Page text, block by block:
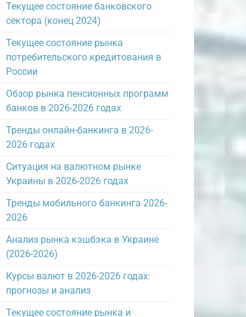
Текущее состояние банковского
сектора (конец 2024)
Текущее состояние рынка
потребительского кредитования в
России
Обзор рынка пенсионных программ
банков в 2026-2026 годах
Тренды онлайн-банкинга в 2026-
2026 годах
Ситуация на валютном рынке
Украины в 2026-2026 годах
Тренды мобильного банкинга 2026-
2026
Анализ рынка кэшбэка в Украине
(2026-2026)
Курсы валют в 2026-2026 годах:
прогнозы и анализ
Текущее состояние рынка и